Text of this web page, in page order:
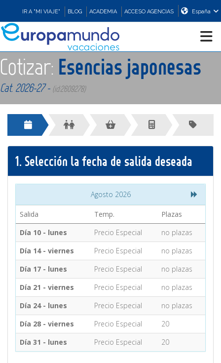
IR A "MI VIAJE" BLOG ACADEMIA ACCESO AGENCIAS España
CRUCEROS
ASIA
ORIENTE
COMPRAR
CONTACTO
MÁS
Cotizar: Esencias japonesas
Cat. 2026-27 - (id:2609278)
1. Selección la fecha de salida deseada
Agosto 2026
Salida Temp.
Plazas
Día 10 - lunes
Precio Especial
no plazas
Día 14 - viernes
Precio Especial
no plazas
Día 17 - lunes
Precio Especial
no plazas
Día 21 - viernes
Precio Especial
no plazas
Día 24 - lunes
Precio Especial
no plazas
Día 28 - viernes
Precio Especial
20
Día 31 - lunes
Precio Especial 20